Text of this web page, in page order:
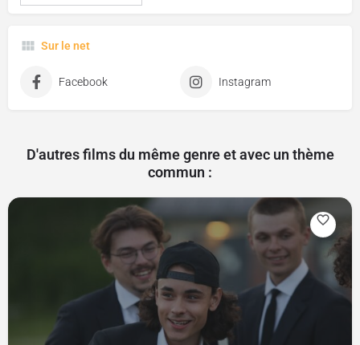
Sur le net
Facebook Instagram
D'autres films du même genre et avec un thème
commun :